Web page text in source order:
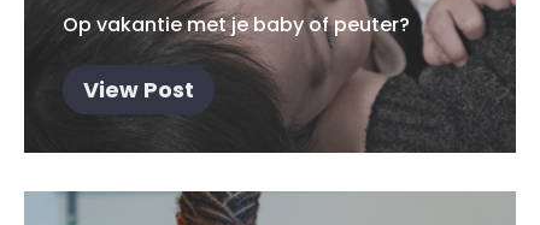
Op vakantie met je baby of peuter?
View Post